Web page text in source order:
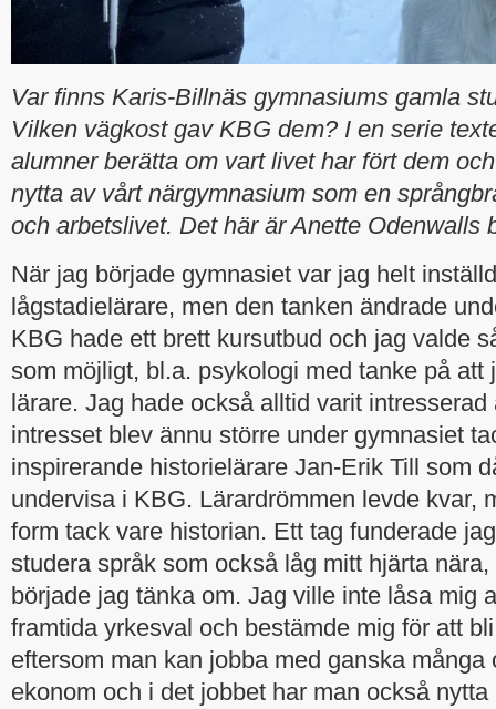
Var finns Karis-Billnäs gymnasiums gamla
Vilken vägkost gav KBG dem? I en serie
alumner berätta om vart livet har fört dem
nytta av vårt närgymnasium som en
och arbetslivet. Det här är Anette Odenwalls
När jag började gymnasiet var jag helt
lågstadielärare, men den tanken ändrade
KBG hade ett brett kursutbud och jag valde
som möjligt, bl.a. psykologi med tanke på att
lärare. Jag hade också alltid varit
intresset blev ännu större under gymnasiet
inspirerande historielärare Jan-Erik Till som
undervisa i KBG. Lärardrömmen levde kvar,
form tack vare historian. Ett tag funderade
studera språk som också låg mitt hjärta
började jag tänka om. Jag ville inte låsa mig
framtida yrkesval och bestämde mig för att
eftersom man kan jobba med ganska många
ekonom och i det jobbet har man också